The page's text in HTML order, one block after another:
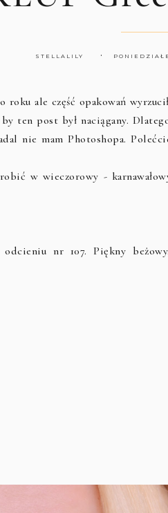
STELLALILY
ale część opakowań
ten post był naciągany.
nie mam Photoshopa.
w wieczorowy -
nr 107. Piękny